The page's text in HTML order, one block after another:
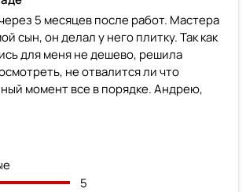
5 месяцев после работ. Мастера
сын, он делал у него плитку. Так как
для меня не дешево, решила
не отвалится ли что
момент все в порядке. Андрею,
5